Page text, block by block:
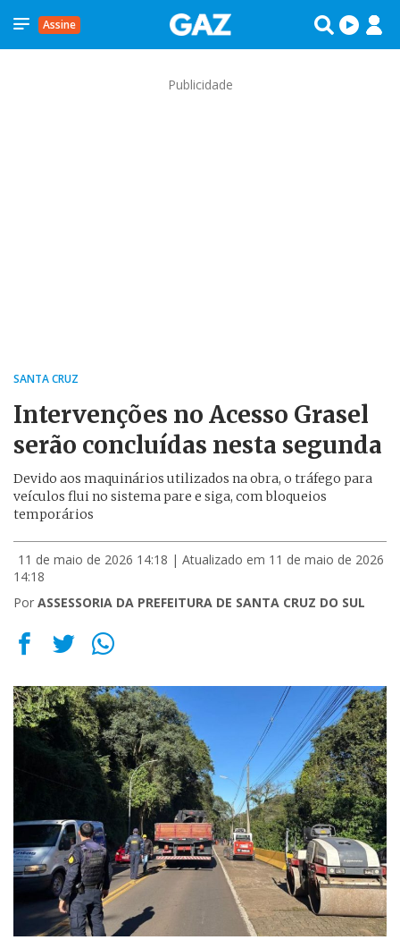
Assine
Publicidade
SANTA CRUZ
Intervenções no Acesso Grasel
serão concluídas nesta segunda
Devido aos maquinários utilizados na obra, o tráfego para
veículos flui no sistema pare e siga, com bloqueios
temporários
11 de maio de 2026 14:18 | Atualizado em 11 de maio de 2026
14:18
Por ASSESSORIA DA PREFEITURA DE SANTA CRUZ DO SUL